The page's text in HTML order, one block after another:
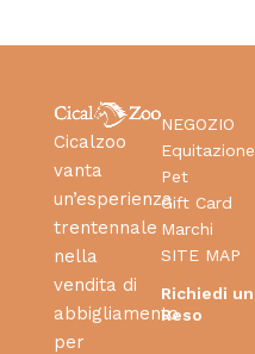
Cicalzoo
vanta
un’esperienza
trentennale
nella
vendita di
abbigliamento
per
NEGOZIO
Equitazione
Pet
Gift Card
Marchi
SITE MAP
Richiedi un
Reso